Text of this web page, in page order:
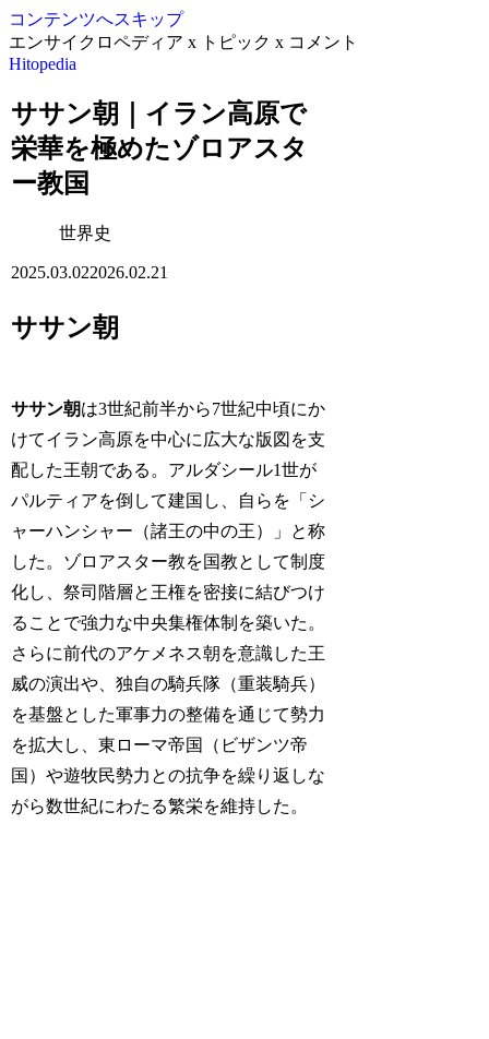
コンテンツへスキップ
エンサイクロペディア x トピック x コメント
Hitopedia
ササン朝｜イラン高原で
栄華を極めたゾロアスタ
ー教国
世界史
2025.03.022026.02.21
ササン朝
ササン朝は3世紀前半から7世紀中頃にか
けてイラン高原を中心に広大な版図を支
配した王朝である。アルダシール1世が
パルティアを倒して建国し、自らを「シ
ャーハンシャー（諸王の中の王）」と称
した。ゾロアスター教を国教として制度
化し、祭司階層と王権を密接に結びつけ
ることで強力な中央集権体制を築いた。
さらに前代のアケメネス朝を意識した王
威の演出や、独自の騎兵隊（重装騎兵）
を基盤とした軍事力の整備を通じて勢力
を拡大し、東ローマ帝国（ビザンツ帝
国）や遊牧民勢力との抗争を繰り返しな
がら数世紀にわたる繁栄を維持した。